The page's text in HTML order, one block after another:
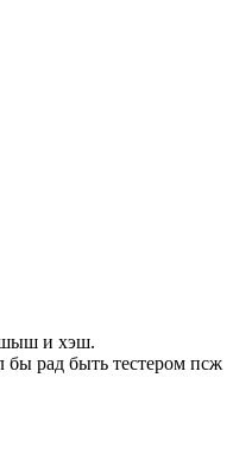
шыш и хэш.
бы рад быть тестером псж